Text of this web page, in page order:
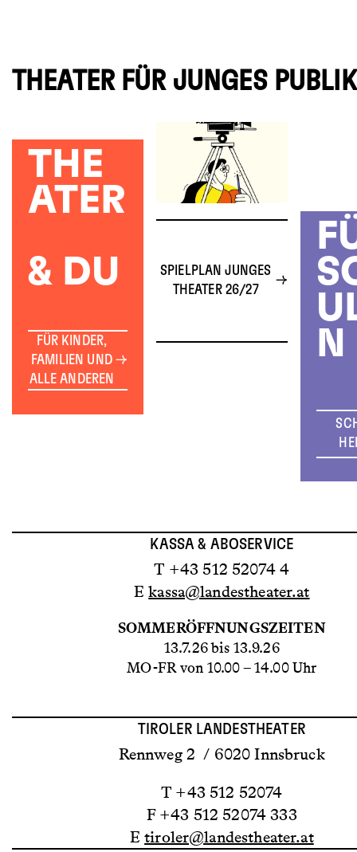
THEATER FÜR JUNGES
THE
ATER
& DU
FÜR KINDER,
FAMILIEN UND
ALLE ANDEREN
SPIELPLAN JUNGES
THEATER 26/27
N
KASSA & ABOSERVICE
T +43 512 52074 4
Ekassa@landestheater.at
SOMMERÖFFNUNGSZEITEN
13.7.26 bis 13.9.26
MO-FR von 10.00 – 14.00 Uhr
TIROLER LANDESTHEATER
Rennweg 2 / 6020 Innsbruck
T +43 512 52074
F +43 512 52074 333
Etiroler@landestheater.at